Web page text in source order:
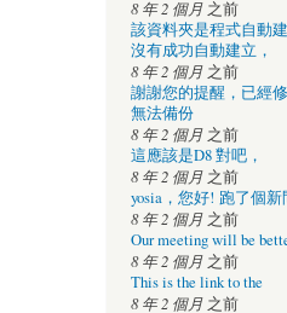
8 年 2 個月之前
該資料夾是程式自動
沒有成功自動建立，
8 年 2 個月之前
謝謝您的提醒，已經
無法備份
8 年 2 個月之前
這應該是D8 對吧，
8 年 2 個月之前
yosia，您好! 跑了個
8 年 2 個月之前
Our meeting will be
8 年 2 個月之前
This is the link to the
8 年 2 個月之前